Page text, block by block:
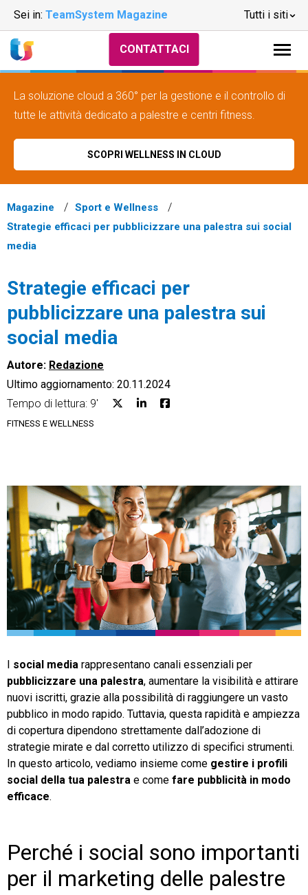
Sei in: TeamSystem Magazine Tutti i siti
Ecommerce
Financial Solutions
HR
Trust Services
TeamSystem Corporate
CONTATTACI
La soluzione cloud a 360° per la gestione e il controllo di
tutte le attività dedicato a palestre e centri fitness.
SCOPRI WELLNESS IN CLOUD
Magazine
Sport e Wellness
Strategie efficaci per pubblicizzare una palestra sui social
media
Strategie efficaci per
pubblicizzare una palestra sui
social media
Autore: Redazione
Ultimo aggiornamento: 20.11.2024
Tempo di lettura: 9'
FITNESS E WELLNESS
social media rappresentano canali essenziali per
pubblicizzare una palestra, aumentare la visibilità e attirare
nuovi iscritti, grazie alla possibilità di raggiungere un vasto
pubblico in modo rapido. Tuttavia, questa rapidità e ampiezza
di copertura dipendono strettamente dall’adozione di
strategie mirate e dal corretto utilizzo di specifici strumenti.
In questo articolo, vediamo insieme come gestire i profili
social della tua palestra e come fare pubblicità in modo
efficace.
Perché i social sono importanti
per il marketing delle palestre